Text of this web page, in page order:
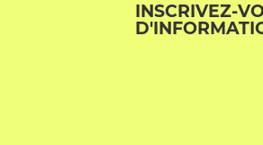
INSCRIVEZ-